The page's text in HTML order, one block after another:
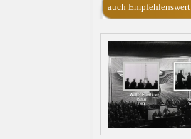
auch Empfehlenswert